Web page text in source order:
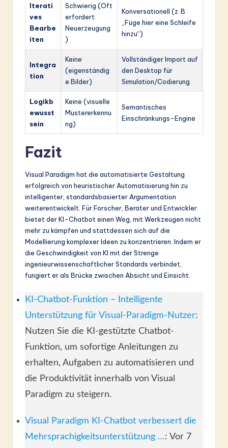
Iterati
ves
Bearbe
iten
Schwierig (Oft
erfordert
Neuerzeugung
)
Konversationell (z. B.
„Füge hier eine Schleife
hinzu“)
Integra
tion
Keine
(eigenständig
e Bilder)
Vollständiger Import auf
den Desktop für
Simulation/Codierung
Logikb
ewusst
sein
Keine (visuelle
Mustererkennu
ng)
Semantisches
Einschränkungs-Engine
Fazit
Visual Paradigm hat die automatisierte Gestaltung
erfolgreich von heuristischer Automatisierung hin zu
intelligenter, standardsbasierter Argumentation
weiterentwickelt. Für Forscher, Berater und Entwickler
bietet der KI-Chatbot einen Weg, mit Werkzeugen nicht
mehr zu kämpfen und stattdessen sich auf die
Modellierung komplexer Ideen zu konzentrieren. Indem er
die Geschwindigkeit von KI mit der Strenge
ingenieurwissenschaftlicher Standards verbindet,
fungiert er als Brücke zwischen Absicht und Einsicht.
KI-Chatbot-Funktion – Intelligente
Unterstützung für Visual-Paradigm-Nutzer:
Nutzen Sie die KI-gestützte Chatbot-
Funktion, um sofortige Anleitungen zu
erhalten, Aufgaben zu automatisieren und
die Produktivität innerhalb von Visual
Paradigm zu steigern.
Visual Paradigm KI-Chatbot verbessert die
Mehrsprachigkeitsunterstützung …: Vor 7